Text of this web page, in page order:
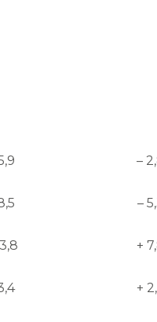
–
–
+
+